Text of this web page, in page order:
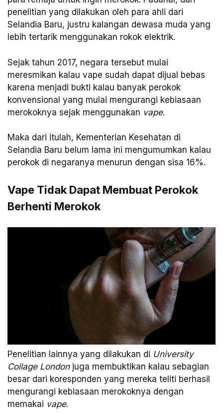
penelitian yang dilakukan oleh para ahli dari
Selandia Baru, justru kalangan dewasa muda yang
lebih tertarik menggunakan rokok elektrik.
Sejak tahun 2017, negara tersebut mulai
meresmikan kalau vape sudah dapat dijual bebas
karena menjadi bukti kalau banyak perokok
konvensional yang mulai mengurangi kebiasaan
merokoknya sejak menggunakan vape.
Maka dari itulah, Kementerian Kesehatan di
Selandia Baru belum lama ini mengumumkan kalau
perokok di negaranya menurun dengan sisa 16%.
Vape Tidak Dapat Membuat Perokok
Berhenti Merokok
Penelitian lainnya yang dilakukan di University
Collage Londonjuga membuktikan kalau sebagian
besar dari koresponden yang mereka teliti berhasil
mengurangi kebiasaan merokoknya dengan
memakai vape.